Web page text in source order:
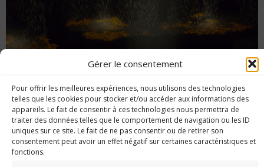
Gérer le consentement
Pour offrir les meilleures expériences, nous utilisons des technologies
telles que les cookies pour stocker et/ou accéder aux informations des
appareils. Le fait de consentir à ces technologies nous permettra de
traiter des données telles que le comportement de navigation ou les ID
uniques sur ce site. Le fait de ne pas consentir ou de retirer son
consentement peut avoir un effet négatif sur certaines caractéristiques et
fonctions.